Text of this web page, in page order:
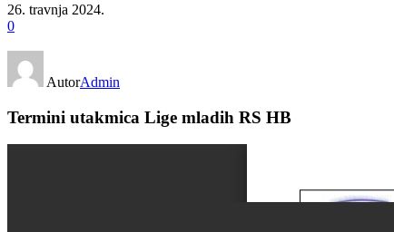
26. travnja 2024.
0
AutorAdmin
Termini utakmica Lige mladih RS HB